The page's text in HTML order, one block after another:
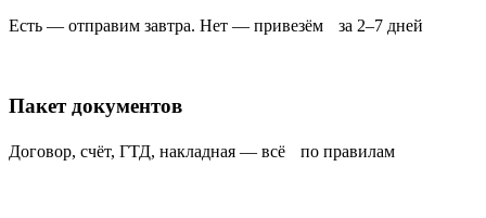
Есть — отправим завтра. Нет — привезём за 2–7 дней
Пакет документов
Договор, счёт, ГТД, накладная — всё по правилам